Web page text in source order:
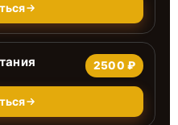
2500 ₽